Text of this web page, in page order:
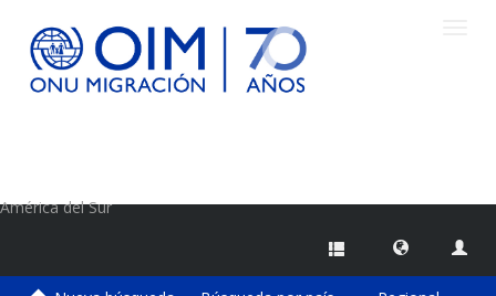
América del Sur